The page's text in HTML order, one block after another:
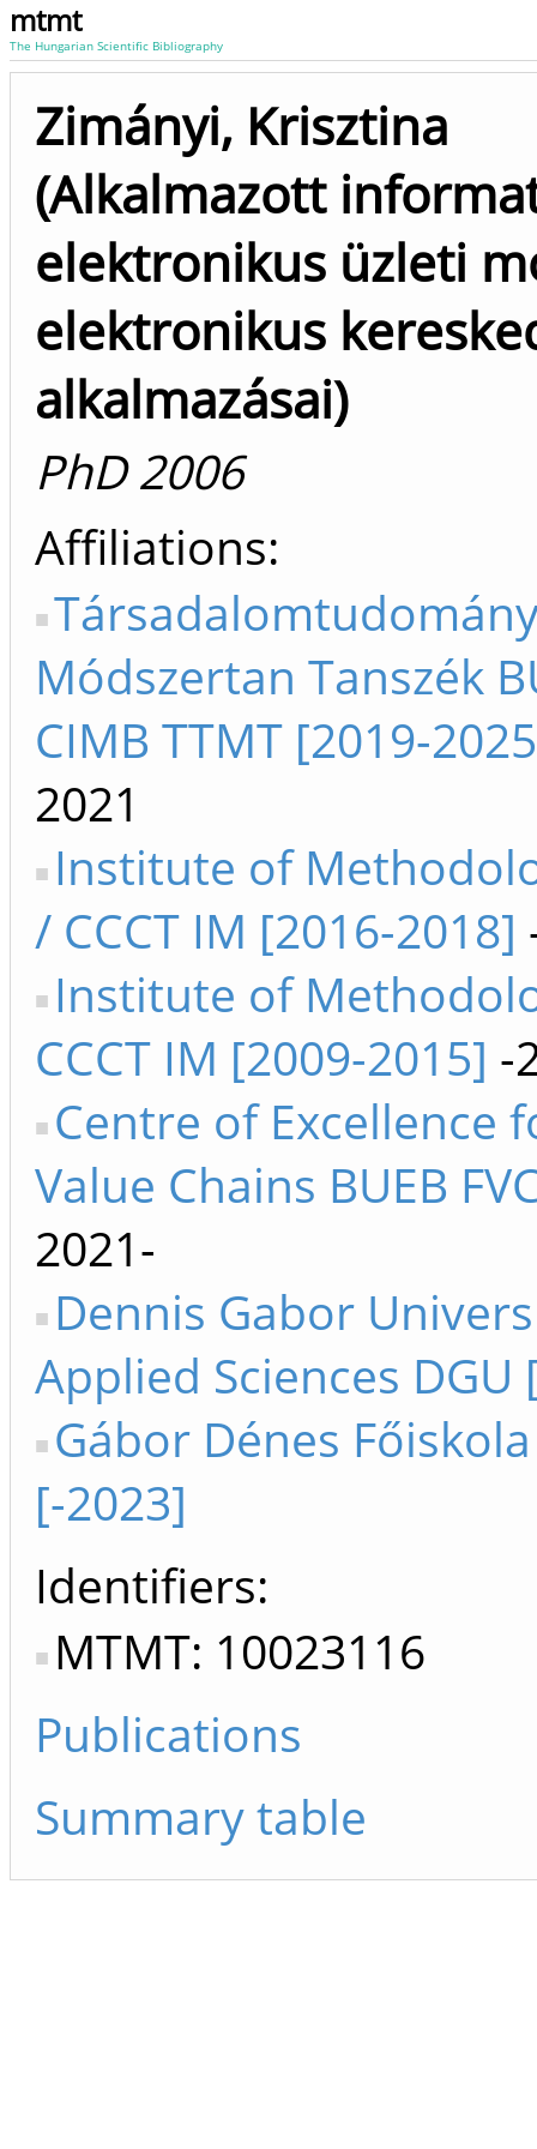
mtmt
The Hungarian Scientific Bibliography
Zimányi, Krisztina
(Alkalmazott
elektronikus üzleti
elektronikus
alkalmazásai)
PhD 2006
Affiliations
Módszertan Tanszék
CIMB TTMT [2019-
2021
Institute of
/ CCCT IM [2016-2018]
Institute of
CCCT IM [2009-2015] -
Centre of Excellence
Value Chains BUEB
2021-
Dennis Gabor
Applied Sciences DGU
Gábor Dénes Főiskola
[-2023]
Identifiers
MTMT: 10023116
Publications
Summary table